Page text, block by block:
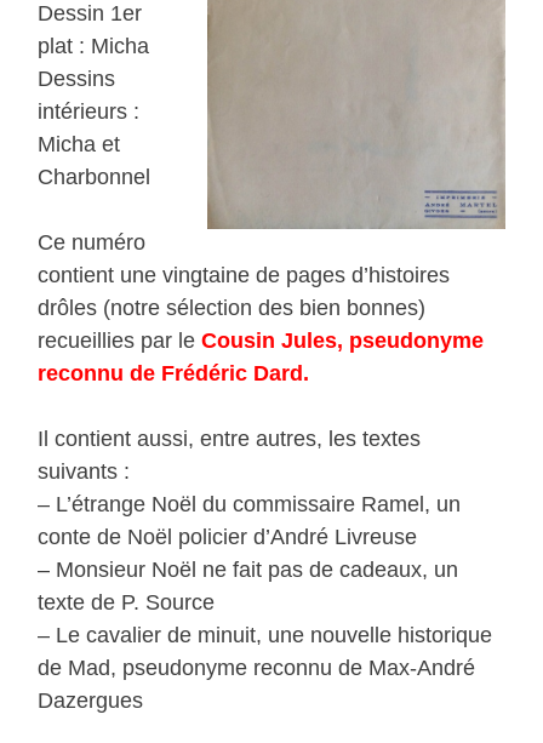
Dessin 1er
plat : Micha
Dessins
intérieurs :
Micha et
Charbonnel
Ce numéro
contient une vingtaine de pages d’histoires
drôles (notre sélection des bien bonnes)
recueillies par leCousin Jules, pseudonyme
reconnu de Frédéric Dard.
Il contient aussi, entre autres, les textes
suivants :
– L’étrange Noël du commissaire Ramel, un
conte de Noël policier d’André Livreuse
– Monsieur Noël ne fait pas de cadeaux, un
texte de P. Source
– Le cavalier de minuit, une nouvelle historique
de Mad, pseudonyme reconnu de Max-André
Dazergues